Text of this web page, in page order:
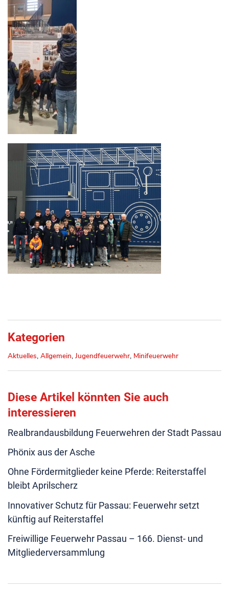
Kategorien
Aktuelles, Allgemein, Jugendfeuerwehr, Minifeuerwehr
Diese Artikel könnten Sie auch
interessieren
Realbrandausbildung Feuerwehren der Stadt Passau
Phönix aus der Asche
Ohne Fördermitglieder keine Pferde: Reiterstaffel
bleibt Aprilscherz
Innovativer Schutz für Passau: Feuerwehr setzt
künftig auf Reiterstaffel
Freiwillige Feuerwehr Passau – 166. Dienst- und
Mitgliederversammlung